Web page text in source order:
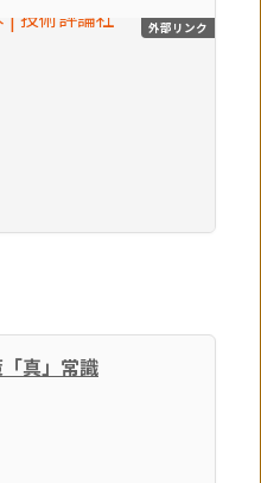
めの術」をテーマに、
外部リンク
真」常識